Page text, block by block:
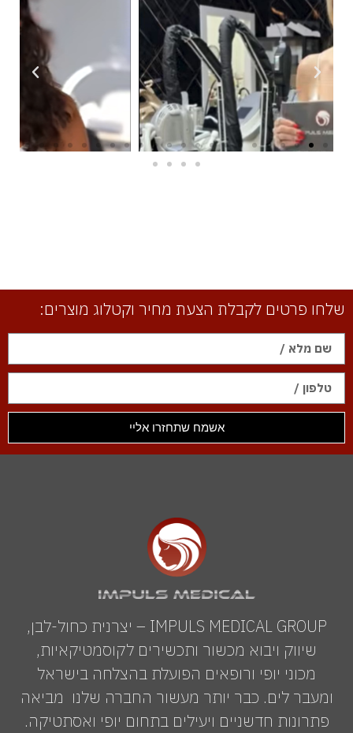
שלחו פרטים לקבלת הצעת מחיר וקטלוג מוצרים:
אשמח שתחזרו אליי
IMPULS MEDICAL GROUP – יצרנית כחול-לבן,
שיווק ויבוא מכשור ותכשירים לקוסמטיקאיות,
מכוני יופי ורופאים הפועלת בהצלחה בישראל
ומעבר לים. כבר יותר מעשור החברה שלנו מביאה
פתרונות חדשניים ויעילים בתחום יופי ואסתטיקה.